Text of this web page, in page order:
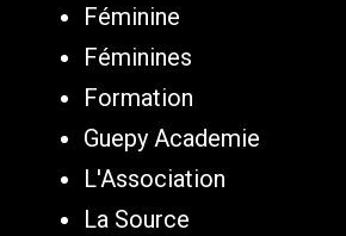
Féminine
Féminines
Formation
Guepy Academie
L'Association
La Source